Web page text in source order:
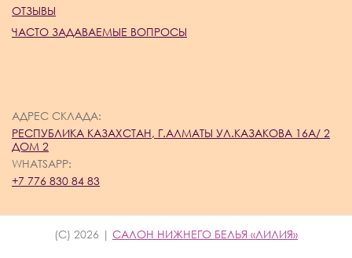
ОТЗЫВЫ
ЧАСТО ЗАДАВАЕМЫЕ ВОПРОСЫ
АДРЕС СКЛАДА:
РЕСПУБЛИКА КАЗАХСТАН, Г.АЛМАТЫ УЛ.КАЗАКОВА 16А/ 2
ДОМ 2
WHATSAPP:
+7 776 830 84 83
(C) 2026 | САЛОН НИЖНЕГО БЕЛЬЯ «ЛИЛИЯ»